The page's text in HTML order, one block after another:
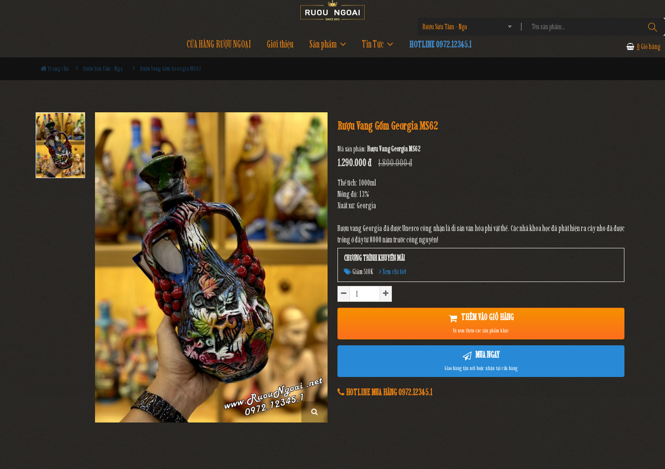
Rượu Sưu Tầm - Nga
CỬA HÀNG RƯỢU NGOẠI Giới thiệu Sản phẩm Tin Tức HOTLINE 0972.12345.1 0 Giỏ hàng
Trang chủ Rượu Sưu Tầm - Nga Rượu Vang Gốm Georgia MS62
Rượu Vang Gốm Georgia MS62
Mã sản phẩm:Rượu Vang Georgia MS62
1.290.000 đ 1.800.000 đ
Thể tích: 1000ml
Nồng độ: 13%
Xuất xứ: Georgia
Rượu vang Georgia đã được Unesco công nhận là di sản văn hóa phi vật thể. Các nhà khoa học đã phát hiện ra cây nho đã được
trồng ở đây từ 8000 năm trước công nguyên!
CHƯƠNG TRÌNH KHUYẾN MÃI
Giảm 510K Xem chi tiết
THÊM VÀO GIỎ HÀNG
Và xem thêm các sản phẩm khác
MUA NGAY
Giao hàng tận nơi hoặc nhận tại cửa hàng
HOTLINE MUA HÀNG 0972.12345.1